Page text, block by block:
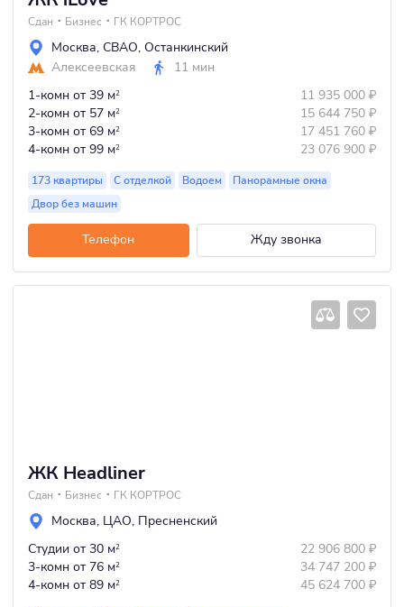
Сдан Бизнес ГК КОРТРОС
Москва, СВАО, Останкинский
Алексеевская
11 мин
1-комн от 39 м2 11 935 000 ₽
2-комн от 57 м2 15 644 750 ₽
3-комн от 69 м2 17 451 760 ₽
4-комн от 99 м2 23 076 900 ₽
173 квартиры С отделкой Водоем
Панорамные окна
Двор без машин
Телефон Жду звонка
ЖК Headliner
Сдан Бизнес ГК КОРТРОС
Москва, ЦАО, Пресненский
Студии от 30 м2 22 906 800 ₽
3-комн от 76 м2 34 747 200 ₽
4-комн от 89 м2 45 624 700 ₽